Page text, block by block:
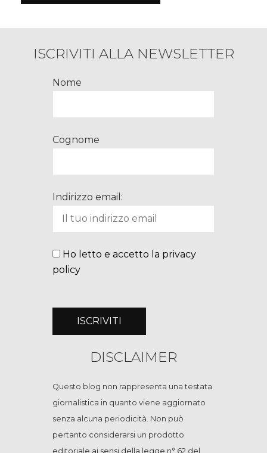
ISCRIVITI ALLA NEWSLETTER
Nome
Cognome
Indirizzo email:
Ho letto e accetto la privacy
policy
DISCLAIMER
Questo blog non rappresenta una testata
giornalistica in quanto viene aggiornato
senza alcuna periodicità. Non può
pertanto considerarsi un prodotto
editoriale ai sensi della legge n° 62 del